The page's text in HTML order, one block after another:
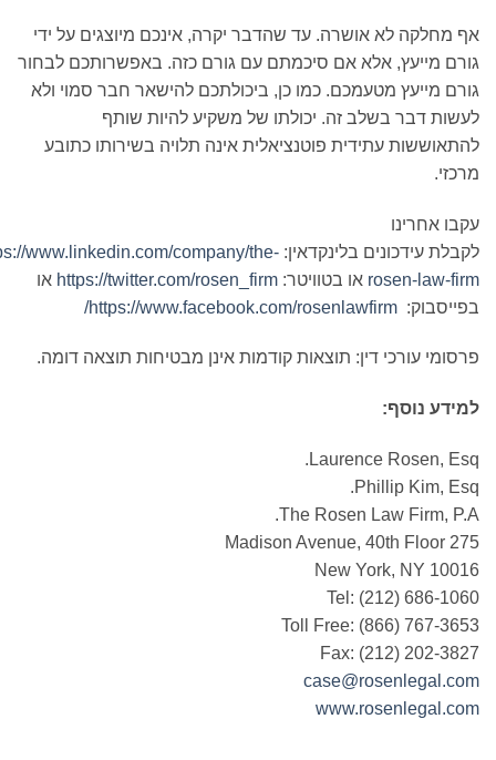
מחלקה לא אושרה. עד שהדבר יקרה, אינכם מיוצגים על ידי
מייעץ, אלא אם סיכמתם עם גורם כזה. באפשרותכם לבחור
מייעץ מטעמכם. כמו כן, ביכולתכם להישאר חבר סמוי ולא
דבר בשלב זה. יכולתו של משקיע להיות שותף
עתידית פוטנציאלית אינה תלויה בשירותו כתובע
אחרינו
עידכונים בלינקדאין:https://www.linkedin.com/company/the-
rosen-law-או בטוויטר:https://twitter.com/rosen_firmאו
https://www.facebook.com/rosenlawfirm/
עורכי דין: תוצאות קודמות אינן מבטיחות תוצאה דומה.
נוסף:
Laurence Rosen,
Phillip Kim,
The Rosen Law Firm,
275 Madison
New York, NY
Tel: (212) 686-
Toll Free: (866) 767-
Fax: (212) 202-